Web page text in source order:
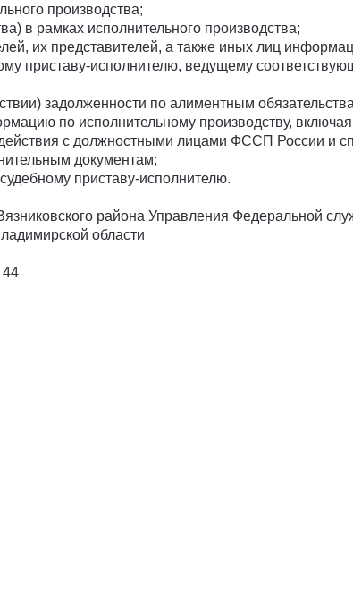
производства;
в рамках исполнительного производства;
их представителей, а также иных лиц
приставу-исполнителю, ведущему
задолженности по алиментным
по исполнительному производству, включая
с должностными лицами ФССП России и
документам;
приставу-исполнителю.
района Управления Федеральной
области
44